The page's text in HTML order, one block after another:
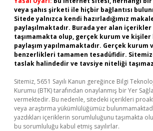
veya şahıs şirketi ile hiçbir bağlantısı
Sitede yalnızca kendi hazırladığımız
paylaşılmaktadır. Burada yer alan
taşımamakta olup, gerçek kurum ve kişiler
paylaşım yapılmamaktadır. Gerçek kurum
benzerlikleri tamamen tesadüfidir.
taslak halindedir ve tavsiye niteliği
Sitemiz, 5651 Sayılı Kanun gereğince Bilgi
Kurumu (BTK) tarafından onaylanmış bir Yer
vermektedir. Bu nedenle, sitedeki içerikleri
veya araştırma yükümlülüğümüz
yazdıkları içeriklerin sorumluluğunu taşımakta
bu sorumluluğu kabul etmiş sayılırlar.